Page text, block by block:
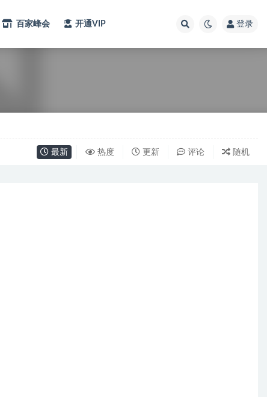
百家峰会 开通VIP 登录
最新 热度 更新 评论 随机